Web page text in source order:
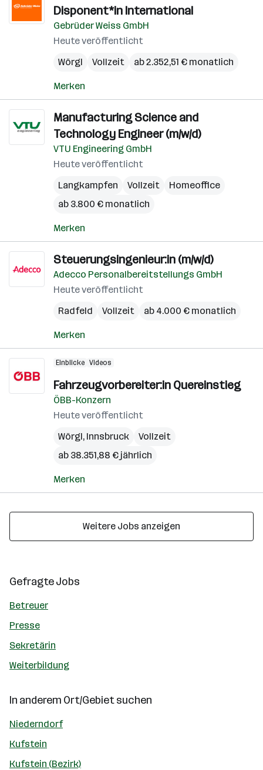
Disponent*in International
Gebrüder Weiss GmbH
Heute veröffentlicht
Wörgl
Vollzeit ab 2.352,51 € monatlich
Merken
Manufacturing Science and
Technology Engineer (m/w/d)
VTU Engineering GmbH
Heute veröffentlicht
Langkampfen
Vollzeit
Homeoffice
ab 3.800 € monatlich
Merken
Steuerungsingenieur:in (m/w/d)
Adecco Personalbereitstellungs GmbH
Heute veröffentlicht
Radfeld
Vollzeit ab 4.000 € monatlich
Merken
Einblicke Videos
Fahrzeugvorbereiter:in Quereinstieg
ÖBB-Konzern
Heute veröffentlicht
Wörgl, Innsbruck
Vollzeit
ab 38.351,88 € jährlich
Merken
Weitere Jobs anzeigen
Gefragte Jobs
Betreuer
Presse
Sekretärin
Weiterbildung
In anderem Ort/Gebiet suchen
Niederndorf
Kufstein
Kufstein (Bezirk)